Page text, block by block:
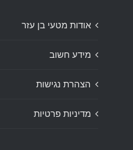
אודות מטעי בן עזר
מידע חשוב
הצהרת נגישות
מדיניות פרטיות